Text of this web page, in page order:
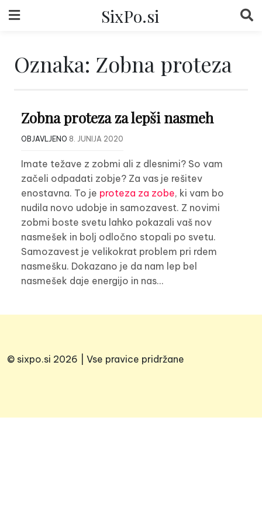
to
SixPo.si
Oznaka: Zobna proteza
Zobna proteza za lepši nasmeh
OBJAVLJENO 8. JUNIJA 2020
Imate težave z zobmi ali z dlesnimi? So vam
začeli odpadati zobje? Za vas je rešitev
enostavna. To je proteza za zobe, ki vam bo
nudila novo udobje in samozavest. Z novimi
zobmi boste svetu lahko pokazali vaš nov
nasmešek in bolj odločno stopali po svetu.
Samozavest je velikokrat problem pri rdem
nasmešku. Dokazano je da nam lep bel
nasmešek daje energijo in nas…
© sixpo.si 2026 | Vse pravice pridržane